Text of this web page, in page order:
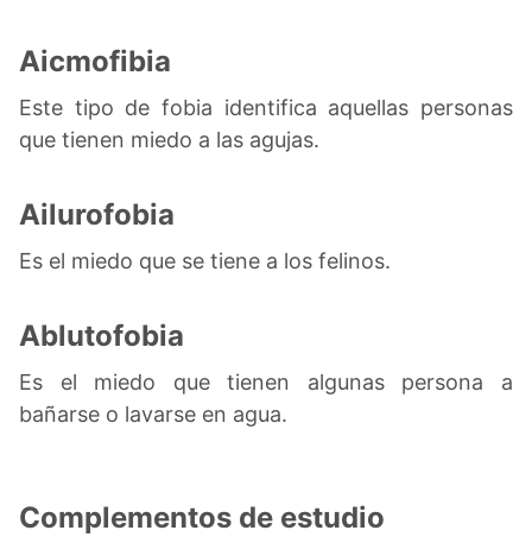
Aicmofibia
Este tipo de fobia identifica aquellas personas
que tienen miedo a las agujas.
Ailurofobia
Es el miedo que se tiene a los felinos.
Ablutofobia
Es el miedo que tienen algunas persona a
bañarse o lavarse en agua.
Complementos de estudio